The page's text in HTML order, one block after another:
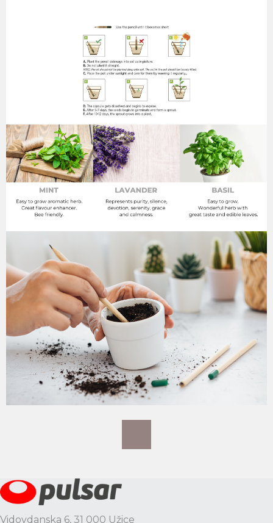
Vidovdanska 6, 31 000 Užice